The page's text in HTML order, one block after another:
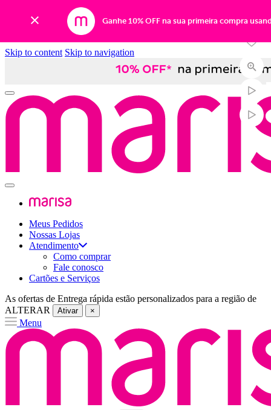
Ganhe 10% OFF na sua primeira compra
Skip to content Skip to navigation
Meus Pedidos
Nossas Lojas
Atendimento
Como comprar
Fale conosco
Cartões e Serviços
As ofertas de Entrega rápida estão personalizados para a região de
ALTERAR
Ativar ×
Menu